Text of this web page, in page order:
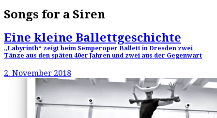
Songs for a Siren
Eine kleine Ballettgeschichte
„Labyrinth“ zeigt beim Semperoper Ballett in Dresden zwei
Tänze aus den späten 40er Jahren und zwei aus der Gegenwart
2. November 2018